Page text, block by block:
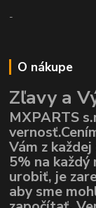
-
O nákupe
Zľavy a
MXPARTS
Vám z
5% na
urobiť, je
aby sme